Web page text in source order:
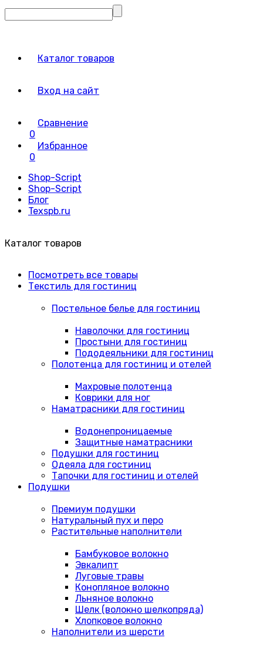
Каталог товаров
Вход на сайт
Сравнение
0
Избранное
0
Shop-Script
Shop-Script
Блог
Texspb.ru
Каталог товаров
Посмотреть все товары
Текстиль для гостиниц
Постельное белье для гостиниц
Наволочки для гостиниц
Простыни для гостиниц
Пододеяльники для гостиниц
Полотенца для гостиниц и отелей
Махровые полотенца
Коврики для ног
Наматрасники для гостиниц
Водонепроницаемые
Защитные наматрасники
Подушки для гостиниц
Одеяла для гостиниц
Тапочки для гостиниц и отелей
Подушки
Премиум подушки
Натуральный пух и перо
Растительные наполнители
Бамбуковое волокно
Эвкалипт
Луговые травы
Конопляное волокно
Льняное волокно
Шелк (волокно шелкопряда)
Хлопковое волокно
Наполнители из шерсти